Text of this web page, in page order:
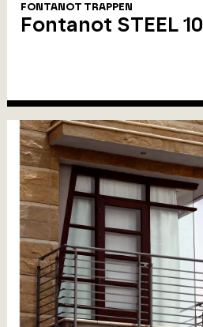
FONTANOT TRAPPEN
Fontanot STEEL 10